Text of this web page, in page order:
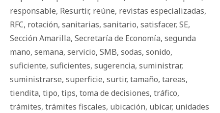
responsable, Resurtir, reúne, revistas especializadas,
RFC, rotación, sanitarias, sanitario, satisfacer, SE,
Sección Amarilla, Secretaría de Economía, segunda
mano, semana, servicio, SMB, sodas, sonido,
suficiente, suficientes, sugerencia, suministrar,
suministrarse, superficie, surtir, tamaño, tareas,
tiendita, tipo, tips, toma de decisiones, tráfico,
trámites, trámites fiscales, ubicación, ubicar, unidades